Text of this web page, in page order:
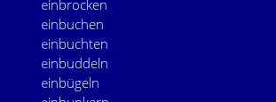
einbrocken
einbuchen
einbuchten
einbuddeln
einbügeln